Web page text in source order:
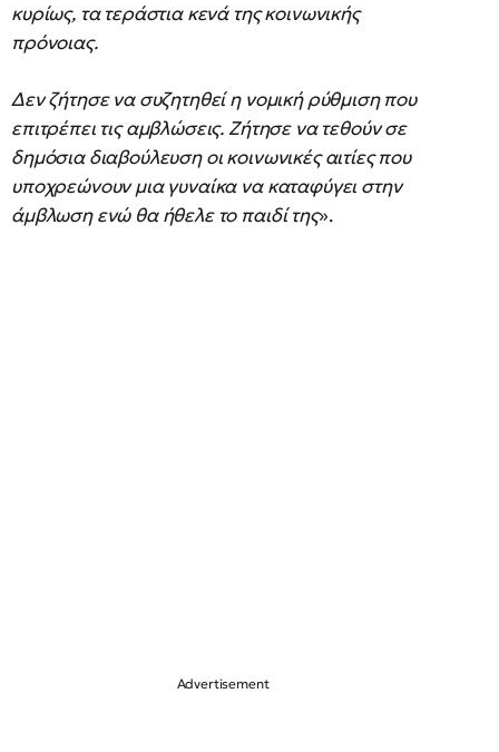
κυρίως, τα τεράστια κενά της κοινωνικής
πρόνοιας.
Δεν ζήτησε να συζητηθεί η νομική ρύθμιση που
επιτρέπει τις αμβλώσεις. Ζήτησε να τεθούν σε
δημόσια διαβούλευση οι κοινωνικές αιτίες που
υποχρεώνουν μια γυναίκα να καταφύγει στην
άμβλωση ενώ θα ήθελε το παιδί της».